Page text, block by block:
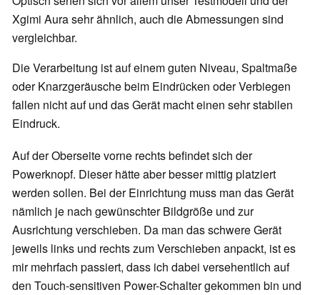
Xgimi Aura sehr ähnlich, auch die Abmessungen sind
vergleichbar.
Die Verarbeitung ist auf einem guten Niveau, Spaltmaße
oder Knarzgeräusche beim Eindrücken oder Verbiegen
fallen nicht auf und das Gerät macht einen sehr stabilen
Eindruck.
Auf der Oberseite vorne rechts befindet sich der
Powerknopf. Dieser hätte aber besser mittig platziert
werden sollen. Bei der Einrichtung muss man das Gerät
nämlich je nach gewünschter Bildgröße und zur
Ausrichtung verschieben. Da man das schwere Gerät
jeweils links und rechts zum Verschieben anpackt, ist es
mir mehrfach passiert, dass ich dabei versehentlich auf
den Touch-sensitiven Power-Schalter gekommen bin und